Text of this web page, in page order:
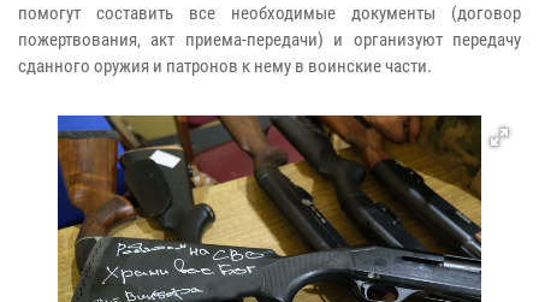
помогут составить все необходимые документы (договор
пожертвования, акт приема-передачи) и организуют передачу
сданного оружия и патронов к нему в воинские части.